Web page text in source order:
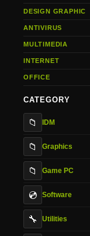
DESIGN GRAPHIC
ANTIVIRUS
MULTIMEDIA
INTERNET
OFFICE
CATEGORY
📁 IDM
📁 Graphics
📁 Game PC
💿 Software
🔧 Utilities